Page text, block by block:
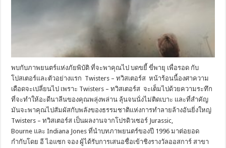
พบกับภาพยนตร์แห่งภัยพิบัติ ที่จะพาคุณไป บดขยี้ ขี่พายุ เพื่อรอด กับ
โปสเตอร์และตัวอย่างแรก Twisters – ทวิสเตอร์ส หน้าร้อนนี้องศาความ
เดือดจะเปลี่ยนไป เพราะ Twisters – ทวิสเตอร์ส จะเต็มไปด้วยความระทึก
ที่จะทำให้อะดีนาลีนของคุณพลุ่งพล่าน ลุ้นจนนั่งไม่ติดเบาะ และที่สำคัญ
มันจะพาคุณไปสัมผัสกับพลังของธรรมชาติแห่งการทำลายล้างอันยิ่งใหญ่
Twisters – ทวิสเตอร์ส เป็นผลงานจากโปรดิวเซอร์ Jurassic,
Bourne และ Indiana Jones ที่นำบทภาพยนตร์ของปี 1996 มาต่อยอด
กำกับโดย อี ไอแซก จอง ผู้ได้รับการเสนอชื่อเข้าชิงรางวัลออสการ์ สาขา